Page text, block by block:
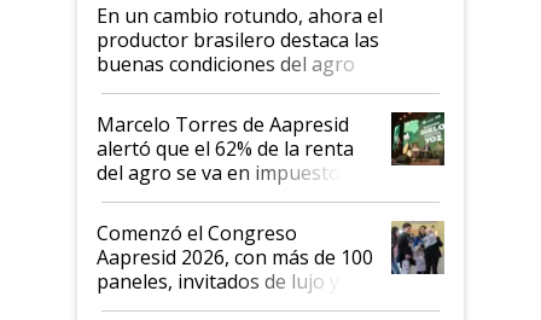
En un cambio rotundo, ahora el
productor brasilero destaca las
buenas condiciones del agro
argentino para invertir: "Los veo
más motivados"
Marcelo Torres de Aapresid
alertó que el 62% de la renta
del agro se va en impuestos:
"No es bueno que en
Argentina se sigan discutiendo
las mismas cosas de hace 50
años"
Comenzó el Congreso
Aapresid 2026, con más de 100
paneles, invitados de lujo y
todas las tendencias